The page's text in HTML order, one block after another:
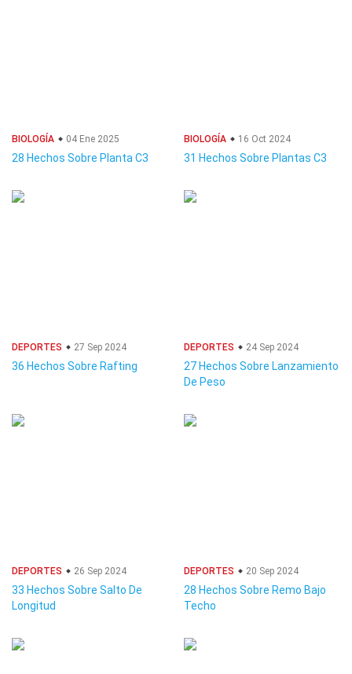
BIOLOGÍA 04 Ene 2025
28 Hechos Sobre Planta C3
BIOLOGÍA 16 Oct 2024
31 Hechos Sobre Plantas C3
DEPORTES 27 Sep 2024
36 Hechos Sobre Rafting
DEPORTES 24 Sep 2024
27 Hechos Sobre Lanzamiento
De Peso
DEPORTES 26 Sep 2024
33 Hechos Sobre Salto De
Longitud
DEPORTES 20 Sep 2024
28 Hechos Sobre Remo Bajo
Techo